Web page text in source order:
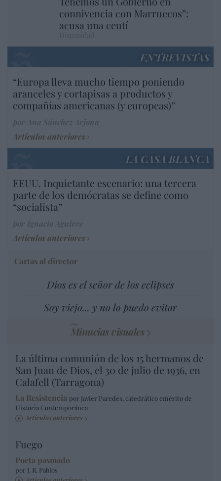
connivencia con Marruecos”:
acusa una ceutí
ENTREVISTAS
“Europa lleva mucho tiempo poniendo
aranceles y cortapisas a productos y
compañías americanas (y europeas)”
Artículos anteriores
LA CASA BLANCA
EEUU. Inquietante escenario: una tercera
parte de los demócratas se define como
“socialista”
Artículos anteriores
Cartas al director
Dios es el señor de los eclipses
Soy viejo... y no lo puedo evitar
Minucias visuales
La última comunión de los 15 hermanos de
San Juan de Dios, el 30 de julio de 1936, en
Calafell (Tarragona)
La Resistencia por Javier Paredes, catedrático emérito de
Historia Contemporánea
Artículos anteriores
Fuego
Poeta pasmado
por J. R. Pablos